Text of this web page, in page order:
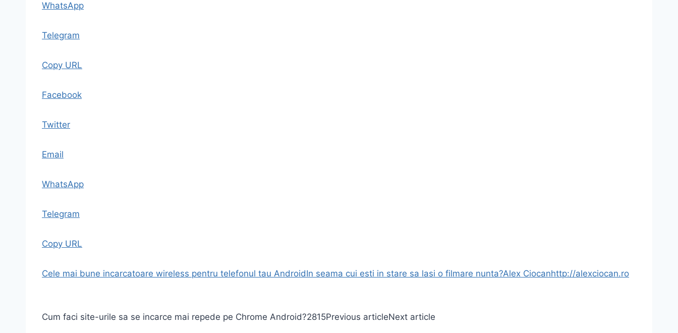
WhatsApp
Telegram
Copy URL
Facebook
Twitter
Email
WhatsApp
Telegram
Copy URL
Cele mai bune incarcatoare wireless pentru telefonul tau AndroidIn seama cui esti in stare sa lasi o filmare nunta?Alex Ciocanhttp://alexciocan.ro
Cum faci site-urile sa se incarce mai repede pe Chrome Android?2815Previous articleNext article